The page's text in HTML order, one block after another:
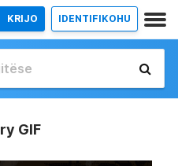
KRIJO IDENTIFIKOHU
GIF